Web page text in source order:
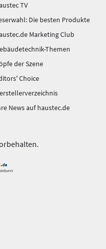
TV
Die besten Produkte
Marketing Club
Themen
der Szene
Choice
News auf haustec.de